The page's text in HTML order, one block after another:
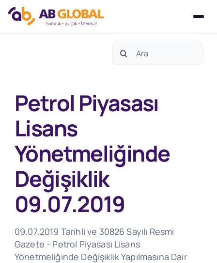
Search
Petrol Piyasası
Lisans
Yönetmeliğinde
Değişiklik
09.07.2019
09.07.2019 Tarihli ve 30826 Sayılı Resmi
Gazete - Petrol Piyasası Lisans
Yönetmeliğinde Değişiklik Yapılmasına Dair